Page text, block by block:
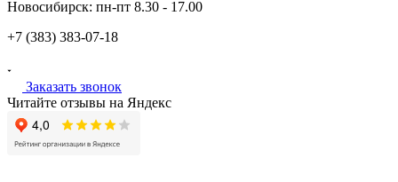
Новосибирск: пн-пт 8.30 - 17.00
+7 (383) 383-07-18
Заказать звонок
Читайте отзывы на Яндекс